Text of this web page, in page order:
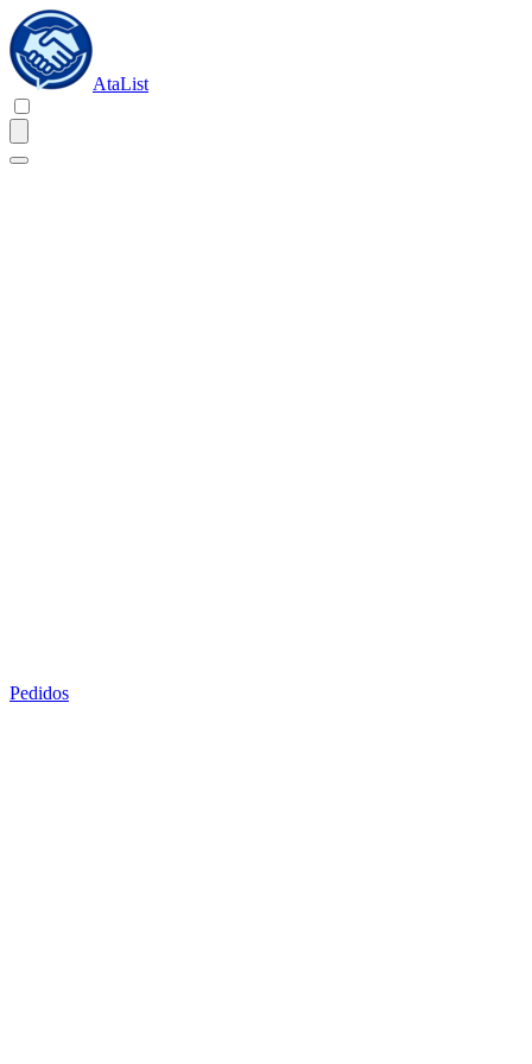
AtaList
Pedidos